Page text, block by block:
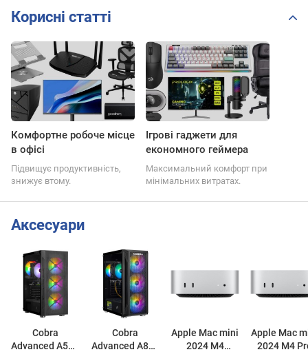
Корисні статті
Комфортне робоче місце
в офісі
Підвищує продуктивність,
знижує втому.
Ігрові гаджети для
економного геймера
Максимальний комфорт при
мінімальних витратах.
Аксесуари
Cobra
Advanced A56X
Cobra
Advanced A84F
Apple Mac mini
2024 M4
Apple Mac
2024 M4